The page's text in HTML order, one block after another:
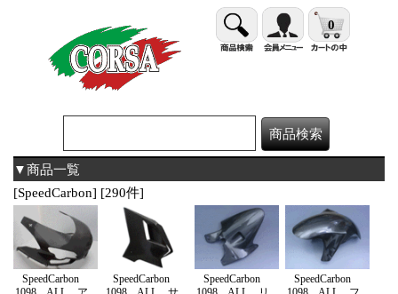
0
▼商品一覧
[SpeedCarbon] [290件]
SpeedCarbon
SpeedCarbon
SpeedCarbon
SpeedCarbon